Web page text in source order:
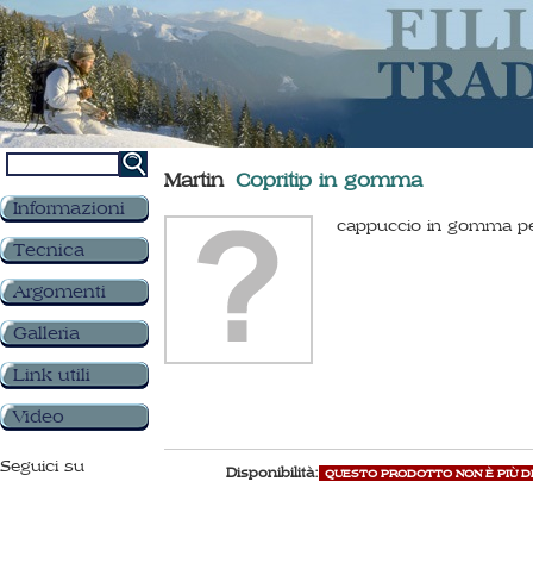
Informazioni
Tecnica
Argomenti
Galleria
Link utili
Video
Seguici su
Martin Copritip in gomma
cappuccio in gomma
Disponibilità: QUESTO PRODOTTO NON È PIÙ